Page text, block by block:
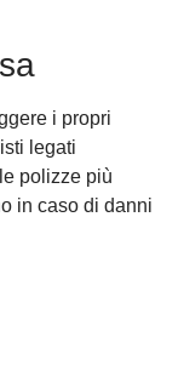
i propri
legati
polizze più
in caso di danni